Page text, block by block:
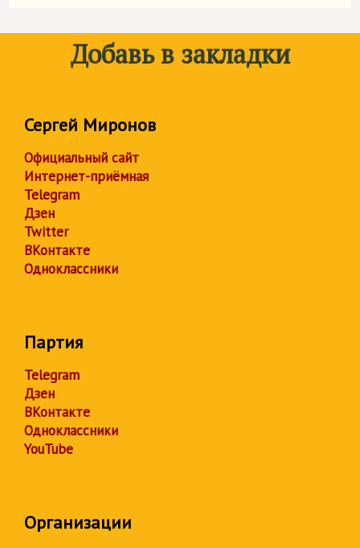
Добавь в закладки
Сергей Миронов
Официальный сайт
Интернет-приёмная
Telegram
Дзен
Twitter
ВКонтакте
Одноклассники
Партия
Telegram
Дзен
ВКонтакте
Одноклассники
YouTube
Организации